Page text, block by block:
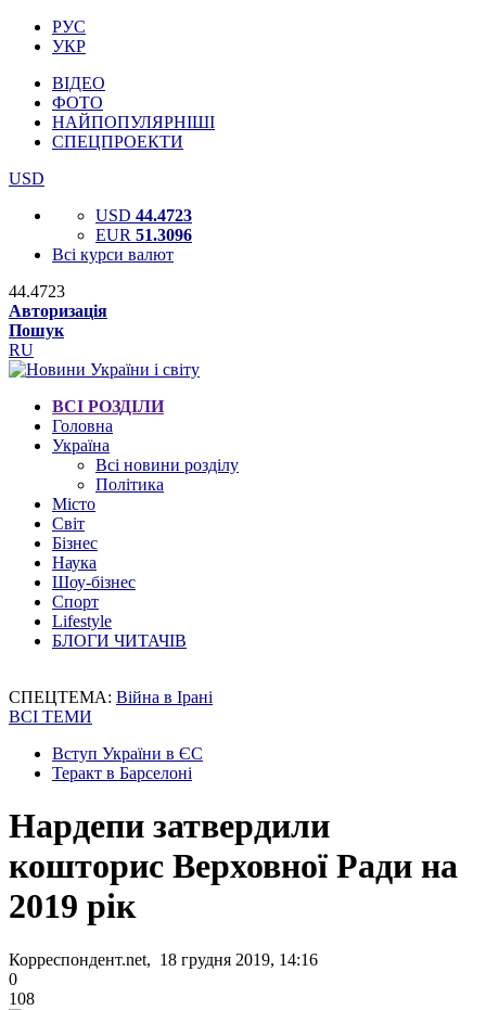
РУС
УКР
ВІДЕО
ФОТО
НАЙПОПУЛЯРНІШІ
СПЕЦПРОЕКТИ
USD
USD 44.4723
EUR 51.3096
Всі курси валют
44.4723
Авторизація
Пошук
RU
ВСІ РОЗДІЛИ
Головна
Україна
Всі новини розділу
Політика
Місто
Світ
Бізнес
Наука
Шоу-бізнес
Спорт
Lifestyle
БЛОГИ ЧИТАЧІВ
СПЕЦТЕМА: Війна в Ірані
ВСІ ТЕМИ
Вступ України в ЄС
Теракт в Барселоні
Нардепи затвердили
кошторис Верховної Ради на
2019 рік
Корреспондент.net, 18 грудня 2019, 14:16
0
108